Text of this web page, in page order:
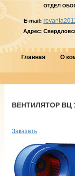
ОТДЕЛ
E-mail:
Адрес:
Главная О
ВЕНТИЛЯТОР ВЦ
Заказать